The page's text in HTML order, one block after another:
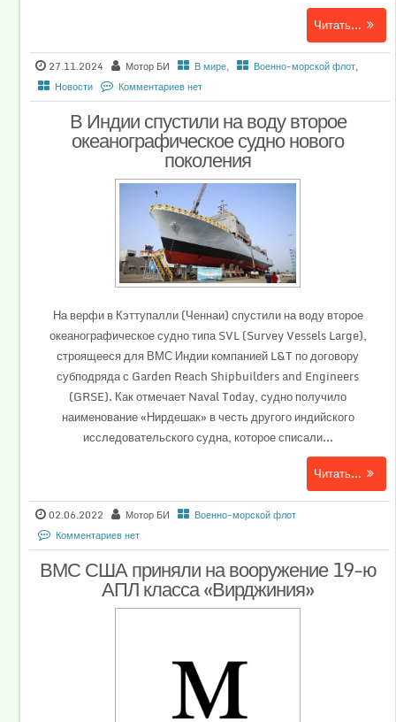
Читать...
27.11.2024 Мотор БИ В мире, Военно-морской флот,
Новости
Комментариев нет
В Индии спустили на воду второе
океанографическое судно нового
поколения
На верфи в Кэттупалли (Ченнаи) спустили на воду второе
океанографическое судно типа SVL (Survey Vessels Large),
строящееся для ВМС Индии компанией L&T по договору
субподряда с Garden Reach Shipbuilders and Engineers
(GRSE). Как отмечает Naval Today, судно получило
наименование «Нирдешак» в честь другого индийского
исследовательского судна, которое списали...
Читать...
02.06.2022 Мотор БИ
Военно-морской флот
Комментариев нет
ВМС США приняли на вооружение 19-ю
АПЛ класса «Вирджиния»